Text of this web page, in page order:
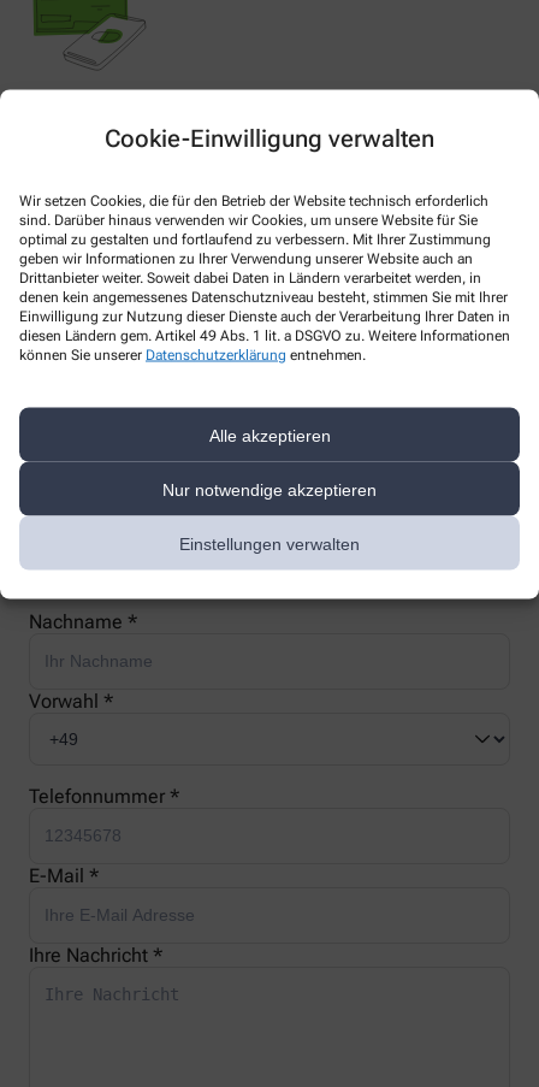
Cookie-Einwilligung verwalten
Wir setzen Cookies, die für den Betrieb der Website technisch erforderlich
sind. Darüber hinaus verwenden wir Cookies, um unsere Website für Sie
optimal zu gestalten und fortlaufend zu verbessern. Mit Ihrer Zustimmung
geben wir Informationen zu Ihrer Verwendung unserer Website auch an
Drittanbieter weiter. Soweit dabei Daten in Ländern verarbeitet werden, in
denen kein angemessenes Datenschutzniveau besteht, stimmen Sie mit Ihrer
Einwilligung zur Nutzung dieser Dienste auch der Verarbeitung Ihrer Daten in
diesen Ländern gem. Artikel 49 Abs. 1 lit. a DSGVO zu. Weitere Informationen
können Sie unserer Datenschutzerklärung entnehmen.
Alle akzeptieren
Nur notwendige akzeptieren
Einstellungen verwalten
Wenn Sie einen Ausweis über die Befreiung der gesetzlichen
Zuzahlung haben, können wir diese Info speichern und Sie
müssen Ihren Ausweis nicht immer vorzeigen.
Kundenkarte beantragen
Besuch bei uns in der Apotheke abholen.
Vorname *
Nachname *
Vorwahl *
Telefonnummer *
E-Mail *
Ihre Nachricht *